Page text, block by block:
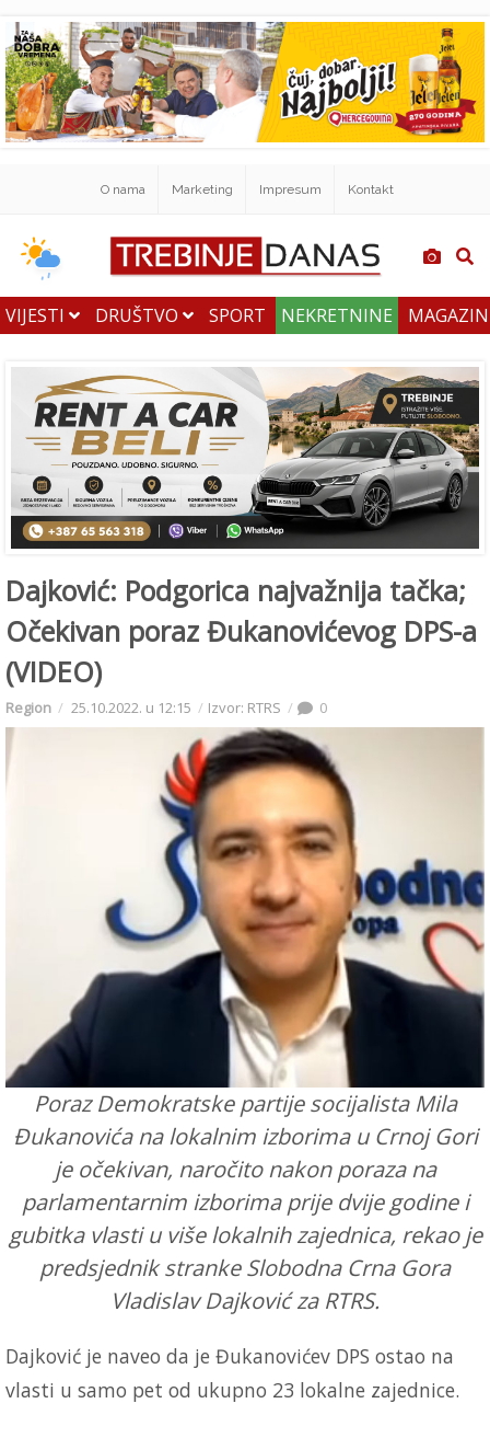
O nama Marketing Impresum Kontakt
VIJESTI DRUŠTVO SPORT NEKRETNINE
Dajković: Podgorica najvažnija tačka;
Očekivan poraz Đukanovićevog DPS-a
(VIDEO)
Region 25.10.2022. u 12:15 Izvor: RTRS 0
Poraz Demokratske partije socijalista Mila
Đukanovića na lokalnim izborima u Crnoj Gori
je očekivan, naročito nakon poraza na
parlamentarnim izborima prije dvije godine i
gubitka vlasti u više lokalnih zajednica, rekao je
predsjednik stranke Slobodna Crna Gora
Vladislav Dajković za RTRS.
Dajković je naveo da je Đukanovićev DPS ostao na
vlasti u samo pet od ukupno 23 lokalne zajednice.